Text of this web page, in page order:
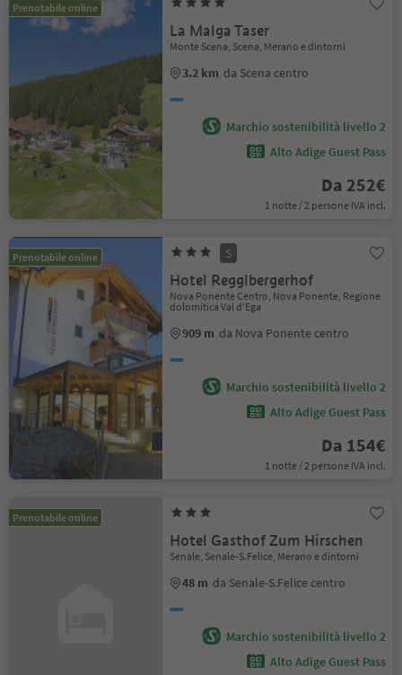
Prenotabile online
La Malga Taser
Monte Scena, Scena, Merano e dintorni
3.2 km da Scena centro
Marchio sostenibilità livello 2
Alto Adige Guest Pass
Da 252€
1 notte / 2 persone IVA incl.
Prenotabile online S
Hotel Regglbergerhof
Nova Ponente Centro, Nova Ponente, Regione
dolomitica Val d'Ega
909 m da Nova Ponente centro
Marchio sostenibilità livello 2
Alto Adige Guest Pass
Da 154€
1 notte / 2 persone IVA incl.
Prenotabile online
Hotel Gasthof Zum Hirschen
Senale, Senale-S.Felice, Merano e dintorni
48 m da Senale-S.Felice centro
Marchio sostenibilità livello 2
Alto Adige Guest Pass